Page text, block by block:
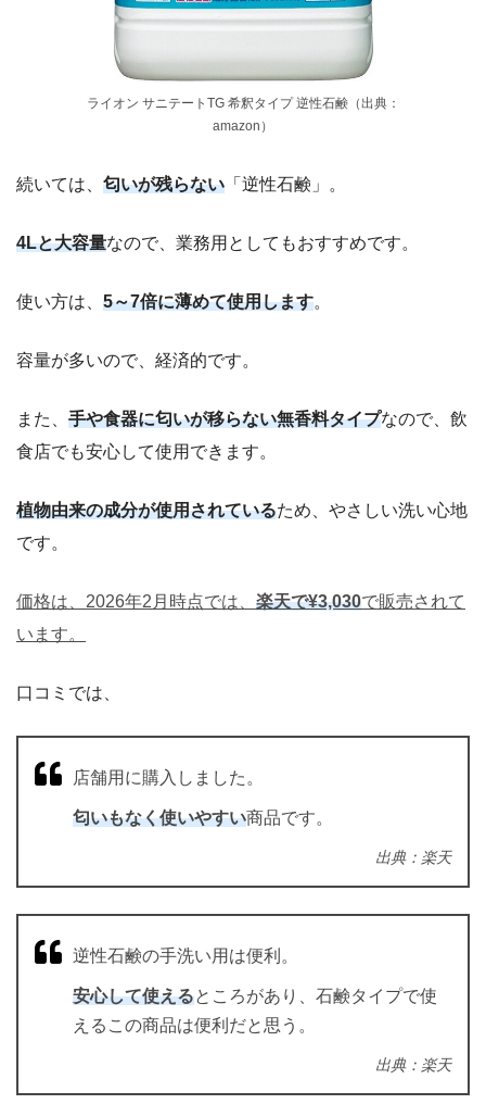
ライオン サニテートTG 希釈タイプ 逆性石鹸（出典：
amazon）
続いては、 匂いが残らない 「逆性石鹸」。
4Lと大容量なので、業務用としてもおすすめです。
使い方は、 5～7倍に薄めて使用します。
容量が多いので、経済的です。
また、 手や食器に匂いが移らない無香料タイプなので、飲
食店でも安心して使用できます。
植物由来の成分が使用されているため、やさしい洗い心地
です。
価格は、2026年2月時点では、 楽天で¥3,030で販売されて
います。
口コミでは、
店舗用に購入しました。
匂いもなく使いやすい商品です。
出典：楽天
逆性石鹸の手洗い用は便利。
安心して使えるところがあり、石鹸タイプで使
えるこの商品は便利だと思う。
出典：楽天